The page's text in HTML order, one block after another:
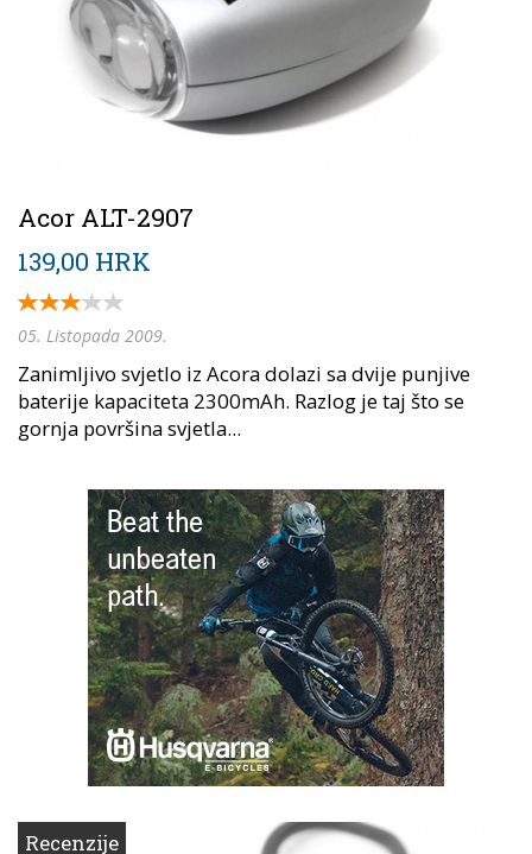
Acor ALT-2907
139,00 HRK
05. Listopada 2009.
Zanimljivo svjetlo iz Acora dolazi sa dvije punjive
baterije kapaciteta 2300mAh. Razlog je taj što se
gornja površina svjetla...
Recenzije